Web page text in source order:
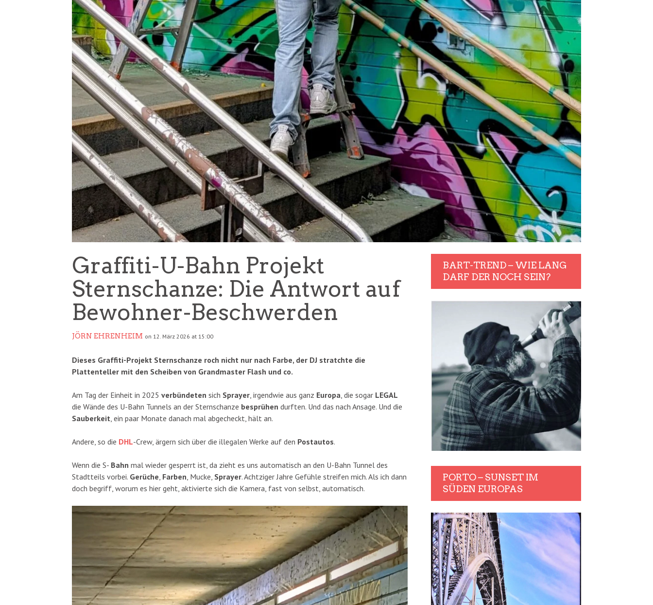
Graffiti-U-Bahn Projekt
Sternschanze: Die Antwort auf
Bewohner-Beschwerden
JÖRN EHRENHEIM on 12. März 2026 at 15:00
Dieses Graffiti-Projekt Sternschanze roch nicht nur nach Farbe, der DJ stratchte die
Plattenteller mit den Scheiben von Grandmaster Flash und co.
Am Tag der Einheit in 2025 verbündeten sich Sprayer , irgendwie aus ganz Europa , die sogar LEGAL
die Wände des U-Bahn Tunnels an der Sternschanze besprühen durften. Und das nach Ansage. Und die
Sauberkeit , ein paar Monate danach mal abgecheckt, hält an.
Andere, so die DHL-Crew, ärgern sich über die illegalen Werke auf den Postautos.
Wenn die S- Bahn mal wieder gesperrt ist, da zieht es uns automatisch an den U-Bahn Tunnel des
Stadtteils vorbei. Gerüche Farben , Mucke, Sprayer. Achtziger Jahre Gefühle streifen mich. Als ich dann
doch begriff, worum es hier geht, aktivierte sich die Kamera, fast von selbst, automatisch.
BART-TREND – WIE LANG
DARF DER NOCH SEIN?
PORTO – SUNSET IM
SÜDEN EUROPAS